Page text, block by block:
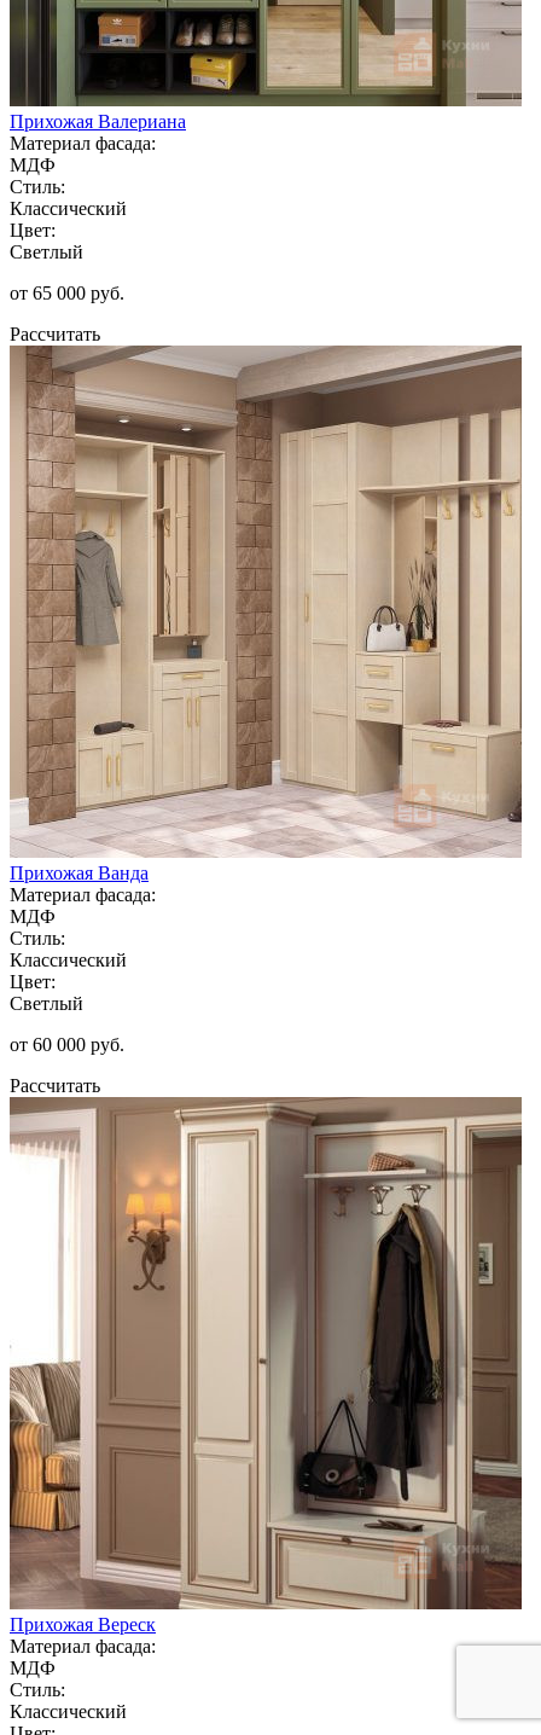
Прихожая Валериана
Материал фасада:
МДФ
Стиль:
Классический
Цвет:
Светлый
от 65 000 руб.
Рассчитать
Прихожая Ванда
Материал фасада:
МДФ
Стиль:
Классический
Цвет:
Светлый
от 60 000 руб.
Рассчитать
Прихожая Вереск
Материал фасада:
МДФ
Стиль:
Классический